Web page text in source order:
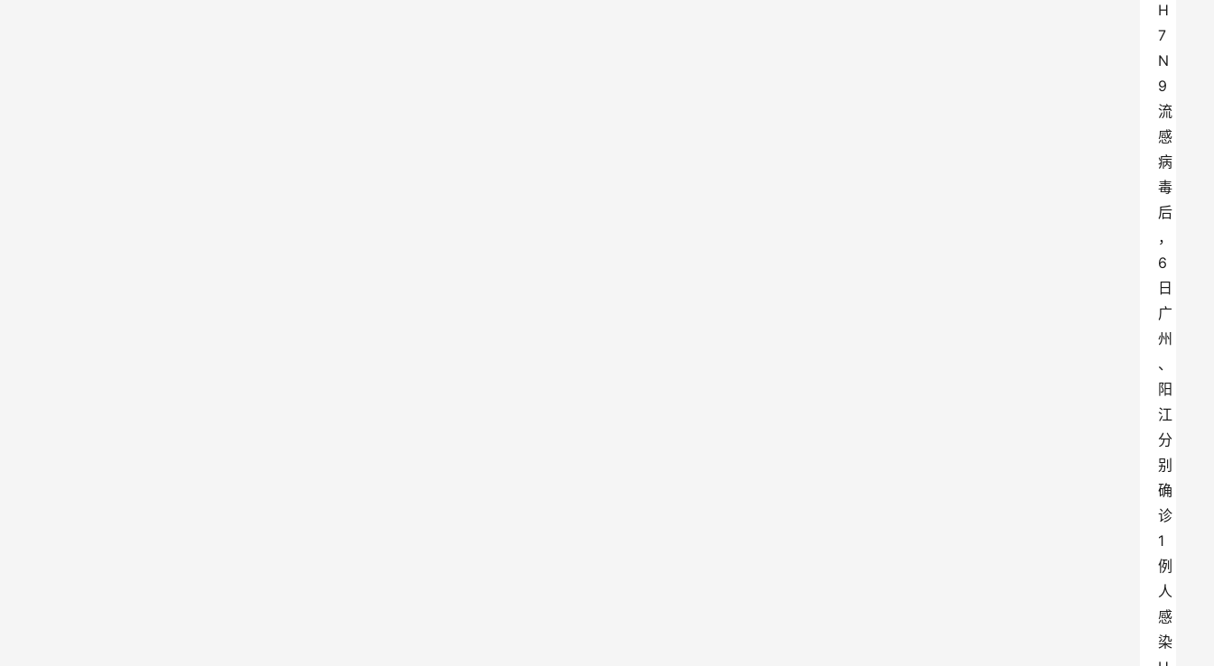
H
7
N
9
流
感
病
毒
后
，
6
日
广
州
、
阳
江
分
别
确
诊
1
例
人
感
染